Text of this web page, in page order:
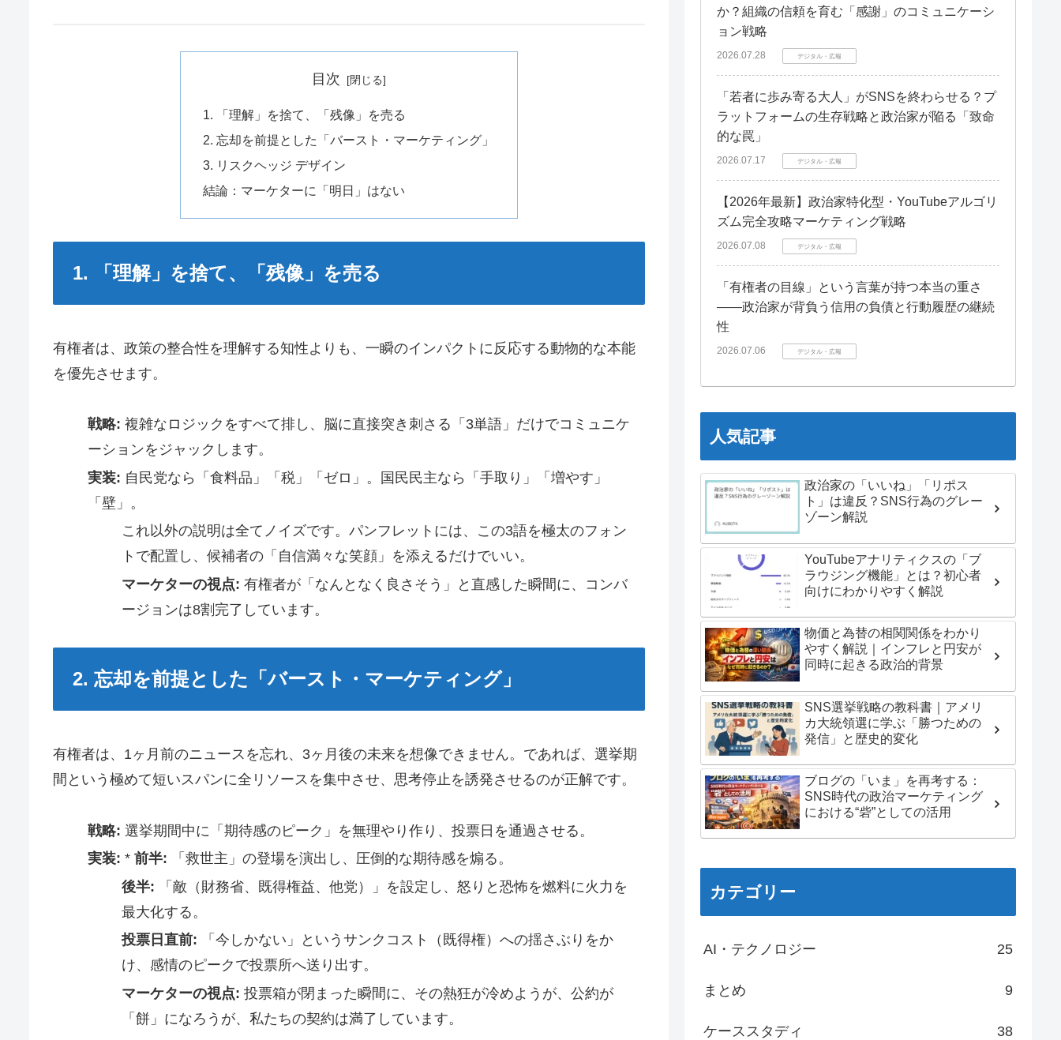
目次
1. 「理解」を捨て、「残像」を売る
2. 忘却を前提とした「バースト・マーケティング」
3. リスクヘッジ デザイン
結論：マーケターに「明日」はない
1. 「理解」を捨て、「残像」を売る
有権者は、政策の整合性を理解する知性よりも、一瞬のインパクトに反応する動物的な本能
を優先させます。
戦略: 複雑なロジックをすべて排し、脳に直接突き刺さる「3単語」だけでコミュニケ
ーションをジャックします。
実装: 自民党なら「食料品」「税」「ゼロ」。国民民主なら「手取り」「増やす」
「壁」。
これ以外の説明は全てノイズです。パンフレットには、この3語を極太のフォン
トで配置し、候補者の「自信満々な笑顔」を添えるだけでいい。
マーケターの視点: 有権者が「なんとなく良さそう」と直感した瞬間に、コンバ
ージョンは8割完了しています。
2. 忘却を前提とした「バースト・マーケティング」
有権者は、1ヶ月前のニュースを忘れ、3ヶ月後の未来を想像できません。であれば、選挙期
間という極めて短いスパンに全リソースを集中させ、思考停止を誘発させるのが正解です。
戦略: 選挙期間中に「期待感のピーク」を無理やり作り、投票日を通過させる。
実装: * 前半: 「救世主」の登場を演出し、圧倒的な期待感を煽る。
後半: 「敵（財務省、既得権益、他党）」を設定し、怒りと恐怖を燃料に火力を
最大化する。
投票日直前: 「今しかない」というサンクコスト（既得権）への揺さぶりをか
け、感情のピークで投票所へ送り出す。
マーケターの視点: 投票箱が閉まった瞬間に、その熱狂が冷めようが、公約が
「餅」になろうが、私たちの契約は満了しています。
か？組織の信頼を育む「感謝」のコミュニケーシ
ョン戦略
2026.07.28 デジタル・広報
「若者に歩み寄る大人」がSNSを終わらせる？プ
ラットフォームの生存戦略と政治家が陥る「致命
的な罠」
2026.07.17 デジタル・広報
【2026年最新】政治家特化型・YouTubeアルゴリ
ズム完全攻略マーケティング戦略
2026.07.08 デジタル・広報
「有権者の目線」という言葉が持つ本当の重さ
――政治家が背負う信用の負債と行動履歴の継続
性
2026.07.06 デジタル・広報
人気記事
政治家の「いいね」「リポス
ト」は違反？SNS行為のグレー
ゾーン解説
YouTubeアナリティクスの「ブ
ラウジング機能」とは？初心者
向けにわかりやすく解説
物価と為替の相関関係をわかり
やすく解説｜インフレと円安が
同時に起きる政治的背景
SNS選挙戦略の教科書｜アメリ
カ大統領選に学ぶ「勝つための
発信」と歴史的変化
ブログの「いま」を再考する：
SNS時代の政治マーケティング
における“砦”としての活用
カテゴリー
AI・テクノロジー 25
まとめ 9
ケーススタディ 38